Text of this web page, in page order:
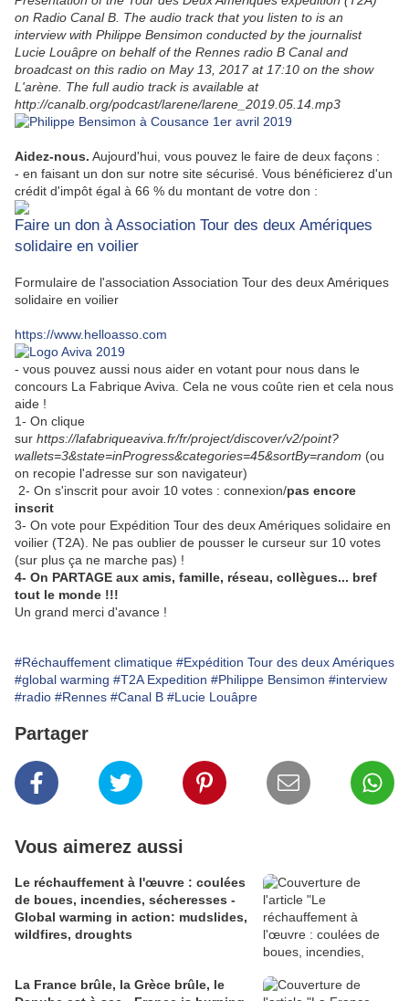
on Radio Canal B. The audio track that you listen to is an
interview with Philippe Bensimon conducted by the journalist
Lucie Louâpre on behalf of the Rennes radio B Canal and
broadcast on this radio on May 13, 2017 at 17:10 on the show
L'arène. The full audio track is available at
http://canalb.org/podcast/larene/larene_2019.05.14.mp3
Aidez-nous. Aujourd'hui, vous pouvez le faire de deux façons :
- en faisant un don sur notre site sécurisé. Vous bénéficierez d'un
crédit d'impôt égal à 66 % du montant de votre don :
Faire un don à Association Tour des deux Amériques
solidaire en voilier
Formulaire de l'association Association Tour des deux Amériques
solidaire en voilier
https://www.helloasso.com
- vous pouvez aussi nous aider en votant pour nous dans le
concours La Fabrique Aviva. Cela ne vous coûte rien et cela nous
aide !
1- On clique
sur https://lafabriqueaviva.fr/fr/project/discover/v2/point?
wallets=3&state=inProgress&categories=45&sortBy=random (ou
on recopie l'adresse sur son navigateur)
2- On s'inscrit pour avoir 10 votes : connexion/pas encore
inscrit
3- On vote pour Expédition Tour des deux Amériques solidaire en
voilier (T2A). Ne pas oublier de pousser le curseur sur 10 votes
(sur plus ça ne marche pas) !
4- On PARTAGE aux amis, famille, réseau, collègues... bref
tout le monde !!!
Un grand merci d'avance !
#Réchauffement climatique #Expédition Tour des deux Amériques
#global warming #T2A Expedition #Philippe Bensimon #interview
#radio #Rennes #Canal B #Lucie Louâpre
Partager
Vous aimerez aussi
Le réchauffement à l'œuvre : coulées
de boues, incendies, sécheresses -
Global warming in action: mudslides,
wildfires, droughts
La France brûle, la Grèce brûle, le